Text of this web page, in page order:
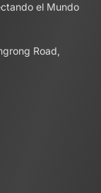
el Mundo
Road,